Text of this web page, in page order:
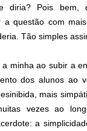
diria? Pois bem,
a questão com
Tão simples
minha ao subir a
dos alunos ao
mais
vezes ao
a